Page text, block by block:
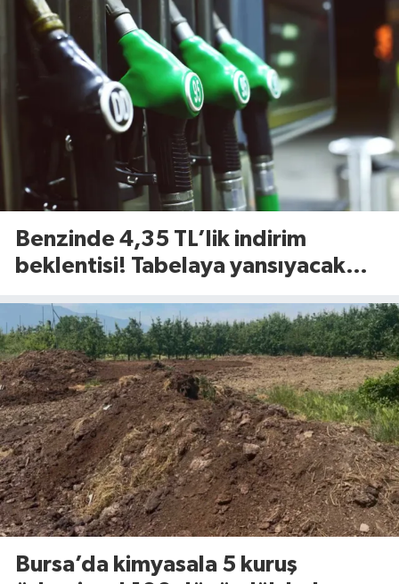
Benzinde 4,35 TL’lik indirim
beklentisi! Tabelaya yansıyacak
Bursa’da kimyasala 5 kuruş